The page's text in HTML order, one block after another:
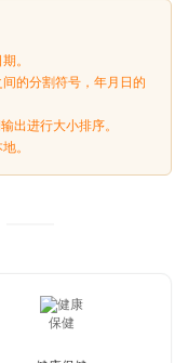
。
的分割符号，年月日的
出进行大小排序。
。